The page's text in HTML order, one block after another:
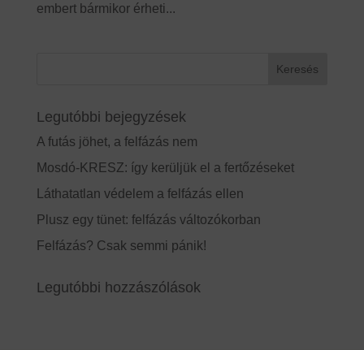
embert bármikor érheti...
Legutóbbi bejegyzések
A futás jöhet, a felfázás nem
Mosdó-KRESZ: így kerüljük el a fertőzéseket
Láthatatlan védelem a felfázás ellen
Plusz egy tünet: felfázás változókorban
Felfázás? Csak semmi pánik!
Legutóbbi hozzászólások